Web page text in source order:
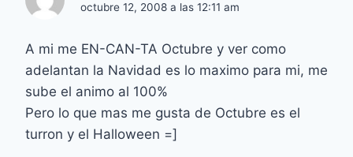
octubre 12, 2008 a las 12:11 am
A mi me EN-CAN-TA Octubre y ver como
adelantan la Navidad es lo maximo para mi, me
sube el animo al 100%
Pero lo que mas me gusta de Octubre es el
turron y el Halloween =]